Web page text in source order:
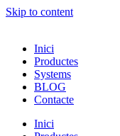
Skip to content
Inici
Productes
Systems
BLOG
Contacte
Inici